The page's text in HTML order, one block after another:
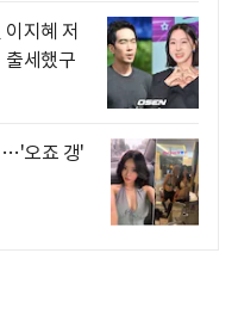
지혜 저
출세했구
…'오죠 갱'